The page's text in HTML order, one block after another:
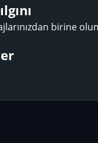
birine